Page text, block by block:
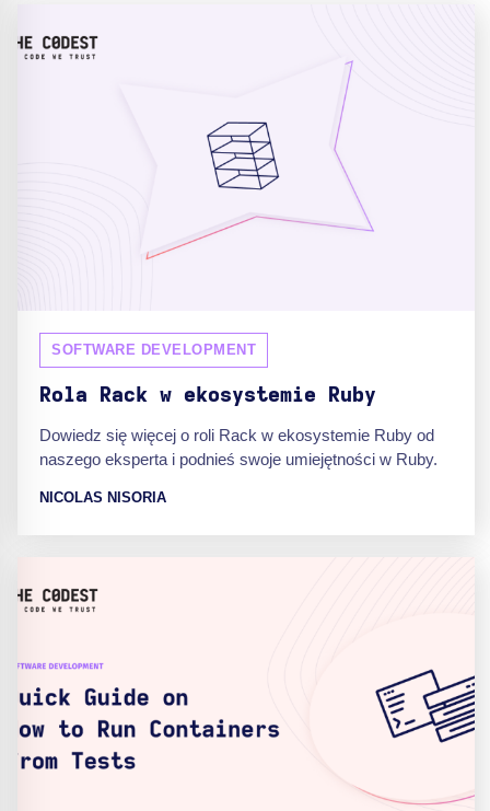
SOFTWARE DEVELOPMENT
Rola Rack w ekosystemie Ruby
Dowiedz się więcej o roli Rack w ekosystemie Ruby od
naszego eksperta i podnieś swoje umiejętności w Ruby.
NICOLAS NISORIA